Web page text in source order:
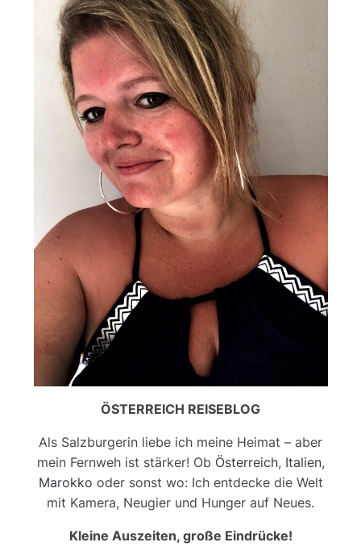
ÖSTERREICH REISEBLOG
Als Salzburgerin liebe ich meine Heimat – aber
mein Fernweh ist stärker! Ob Österreich, Italien,
Marokko oder sonst wo: Ich entdecke die Welt
mit Kamera, Neugier und Hunger auf Neues.
Kleine Auszeiten, große Eindrücke!